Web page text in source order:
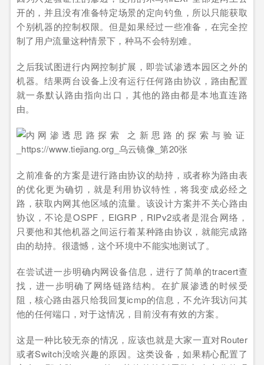
开的，并且没有准备特定场景的定向钓鱼，所以只能获取
个别机器的控制权限。但是如果经过一些准备，在完全控
制了用户流量这种情景下，种马不会特别难。
之后我试图进行内网控制扩展，即尝试渗透本园区之外的
机器。结果两台设备上没有运行任何路由协议，路由配置
就一条默认路由指向出口，其他的路由都是本地直连路
由。
之前准备的方案是进行路由协议的劫持，或者称为路由表
的优化更为确切，就是利用协议特性，将我变成必经之
路，获取内网其他区域的流量。该设计方案并不关心路由
协议，不论是OSPF，EIGRP，RIPv2或者是混合网络，
只要他和其他机器之间运行着某种路由协议，就能完成路
由的劫持。很遗憾，这个环境中不能实地测试了。
在尝试进一步明确内网设备信息，进行了简单的tracert查
找，进一步明确了网络链路结构。在扩展渗透的时候受
阻，核心路由器只给我回复icmp的信息，不允许我访问其
他的任何端口，对于这情况，目前没有有效的方案。
这是一种比较无奈的情况，应该也就是大家一直对Router
或者Switch没啥兴趣的原因。这类设备，如果精心配置了